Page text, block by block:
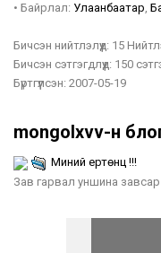
• Байрлал: Улаанбаатар,
Бичсэн нийтлэлүүд: 15
Бичсэн сэтгэгдлүүд: 150
Бүртгүүлсэн: 2007-05-19
mongolxvv-н
Миний ертөнц !!!
Зав гарвал уншина